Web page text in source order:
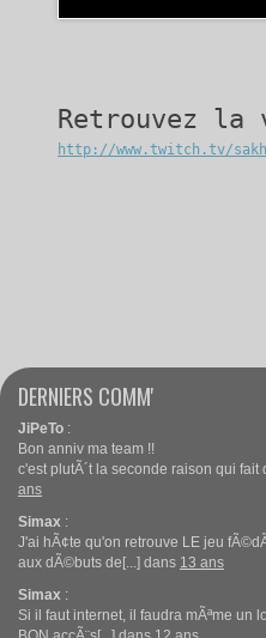
Retrouvez
http://www.twitch.tv/
DERNIERS COMM'
JiPeTo :
Bon anniv ma team !!
c'est plutÃ´t la seconde raison qui fait
ans
Simax :
J'ai hÃ¢te qu'on retrouve LE jeu
aux dÃ©buts de[...] dans 13 ans
Simax :
Si il faut internet, il faudra mÃªme un